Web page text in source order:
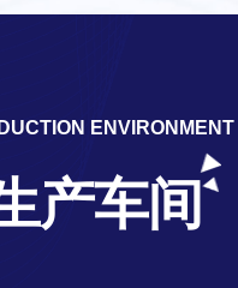
ENVIRONMENT
产车间